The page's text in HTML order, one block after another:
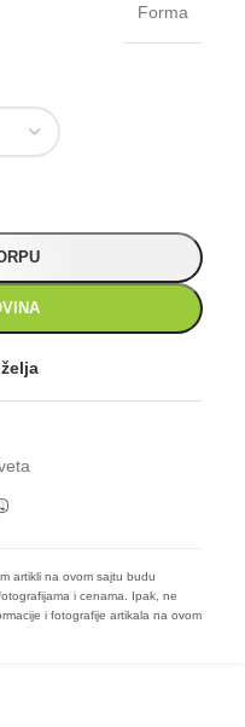
Forma
artikli na ovom sajtu budu
i cenama. Ipak, ne
i fotografije artikala na ovom